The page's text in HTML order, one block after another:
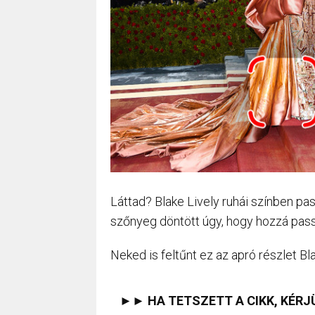
Láttad? Blake Lively ruhái színben
szőnyeg döntött úgy, hogy hozzá
Neked is feltűnt ez az apró részlet
►► HA TETSZETT A CIKK,